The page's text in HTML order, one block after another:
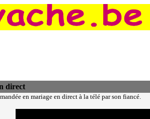
direct
en mariage en direct à la télé par son fiancé.